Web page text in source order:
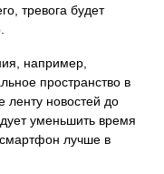
тревога будет
например,
пространство в
ленту новостей до
уменьшить время
смартфон лучше в